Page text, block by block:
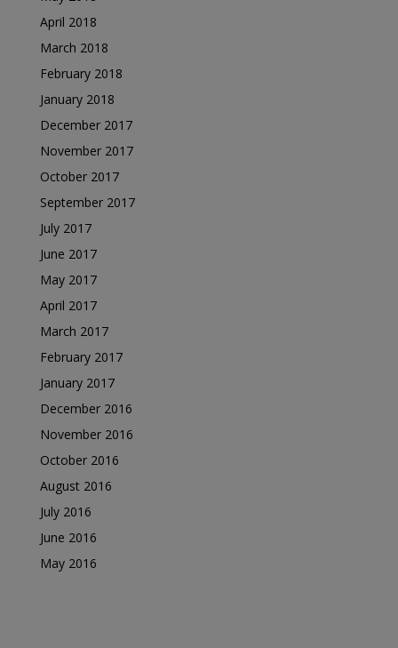
April 2018
March 2018
February 2018
January 2018
December 2017
November 2017
October 2017
September 2017
July 2017
June 2017
May 2017
April 2017
March 2017
February 2017
January 2017
December 2016
November 2016
October 2016
August 2016
July 2016
June 2016
May 2016